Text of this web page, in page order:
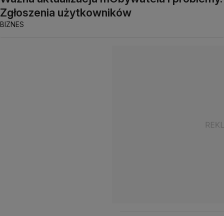
Zgłoszenia użytkowników
BIZNES